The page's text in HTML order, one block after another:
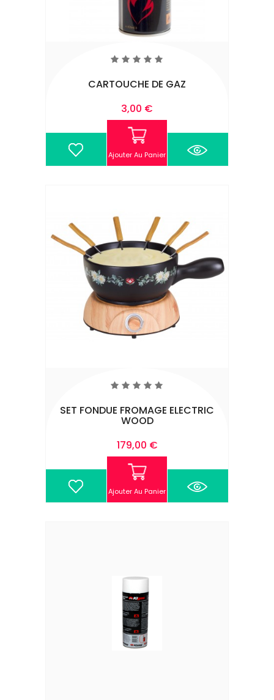
CARTOUCHE DE GAZ
Prix
3,00 €
Ajouter Au Panier
SET FONDUE FROMAGE ELECTRIC
WOOD
Prix
179,00 €
Ajouter Au Panier